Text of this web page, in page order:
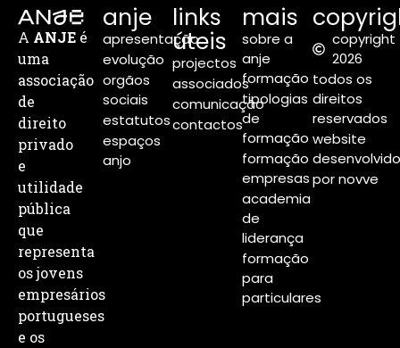
A ANJE é
uma
associação
de
direito
privado
e
utilidade
pública
que
representa
os jovens
empresários
portugueses
e os
anje
apresentação
evolução
orgãos
sociais
estatutos
espaços
anjo
links
úteis
projectos
associados
comunicação
contactos
mais
sobre a
anje
formação
tipologias
de
formação
formação
empresas
academia
de
liderança
formação
para
particulares
copyright
2026
todos os
direitos
reservados
website
desenvolvido
por novve